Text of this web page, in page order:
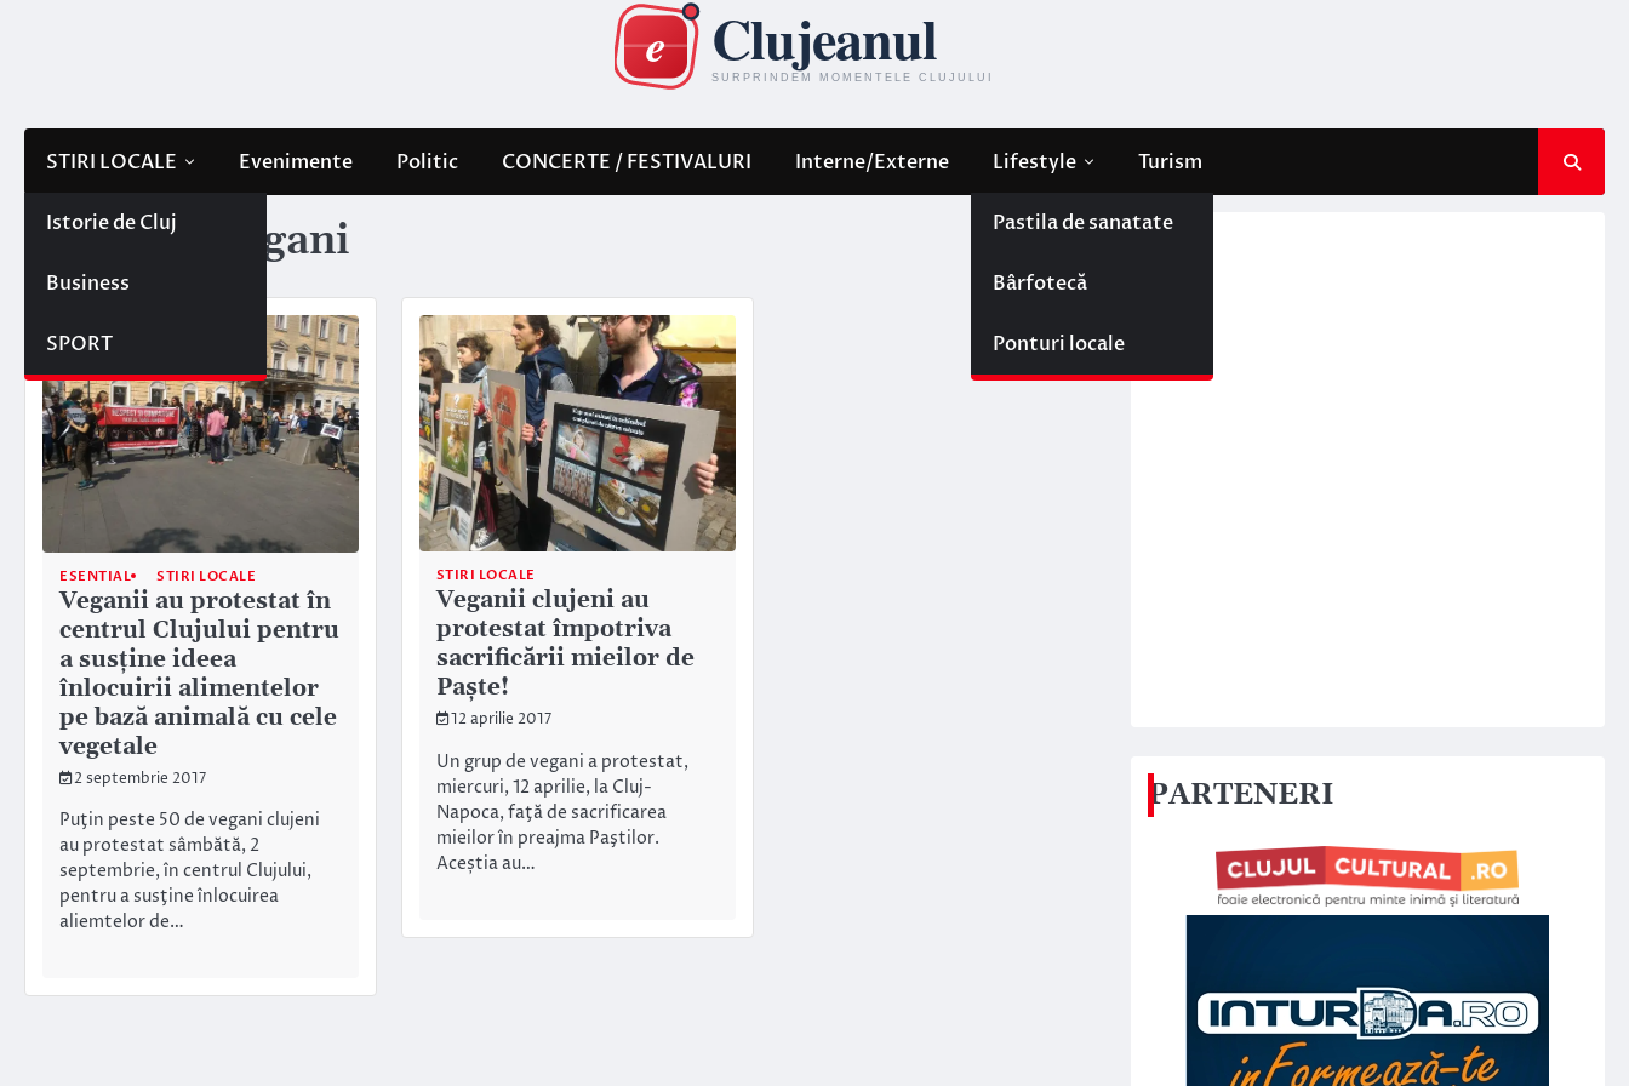
STIRI LOCALE
Istorie de Cluj
Business
SPORT
Evenimente Politic CONCERTE / FESTIVALURI Interne/Externe Lifestyle
Pastila de sanatate
Bârfotecă
Ponturi locale
Turism
Etichetă: vegani
ESENTIAL STIRI LOCALE
Veganii au protestat în
centrul Clujului pentru
a susţine ideea
înlocuirii alimentelor
pe bază animală cu cele
vegetale
2 septembrie 2017
Puţin peste 50 de vegani clujeni
au protestat sâmbătă, 2
septembrie, în centrul Clujului,
pentru a susţine înlocuirea
aliemtelor de…
STIRI LOCALE
Veganii clujeni au
protestat împotriva
sacrificării mieilor de
Paște!
12 aprilie 2017
Un grup de vegani a protestat,
miercuri, 12 aprilie, la Cluj-
Napoca, faţă de sacrificarea
mieilor în preajma Paştilor.
Aceștia au…
PARTENERI